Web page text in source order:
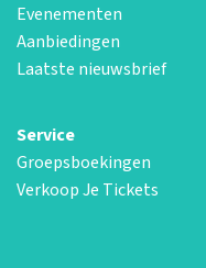
Evenementen
Aanbiedingen
Laatste nieuwsbrief
Service
Groepsboekingen
Verkoop Je Tickets